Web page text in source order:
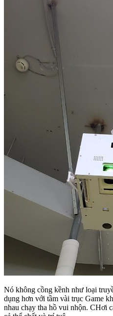
Nó không cồng kềnh như loại
dụng hơn với tầm vài trục Game
nhau chạy tha hồ vui nhộn. CHơi